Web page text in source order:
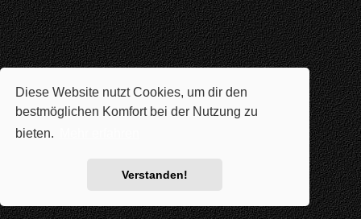
Diese Website nutzt Cookies, um dir den
bestmöglichen Komfort bei der Nutzung zu
bieten.
Verstanden!